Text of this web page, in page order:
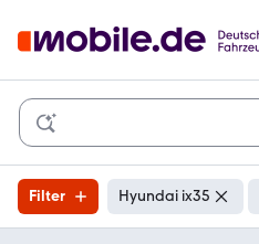
Filter Hyundai ix35